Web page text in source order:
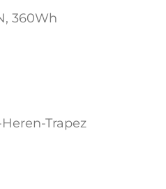
360Wh
Trapez